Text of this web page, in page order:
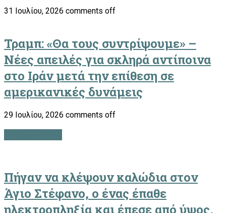
31 Ιουλίου, 2026 comments off
Τραμπ: «Θα τους συντρίψουμε» –
Νέες απειλές για σκληρά αντίποινα
στο Ιράν μετά την επίθεση σε
αμερικανικές δυνάμεις
29 Ιουλίου, 2026 comments off
Πήγαν να κλέψουν καλώδια στον
Άγιο Στέφανο, ο ένας έπαθε
ηλεκτροπληξία και έπεσε από ύψος,